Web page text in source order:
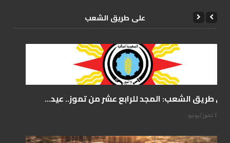
علی طریق الشعب
على طريق الشعب: المجد للرابع عشر من تموز.. عيد...
14 تموز/يوليو